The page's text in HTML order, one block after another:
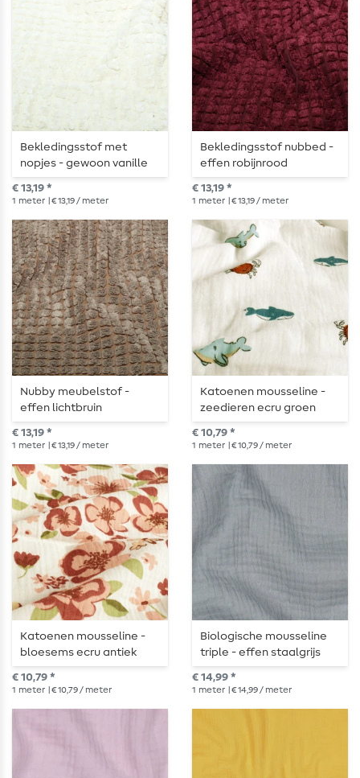
Bekledingsstof met
nopjes - gewoon vanille
€ 13,19 *
1 meter | € 13,19 / meter
Bekledingsstof nubbed -
effen robijnrood
€ 13,19 *
1 meter | € 13,19 / meter
Nubby meubelstof -
effen lichtbruin
€ 13,19 *
1 meter | € 13,19 / meter
Katoenen mousseline -
zeedieren ecru groen
€ 10,79 *
1 meter | € 10,79 / meter
Katoenen mousseline -
bloesems ecru antiek
roze
€ 10,79 *
1 meter | € 10,79 / meter
Biologische mousseline
triple - effen staalgrijs
€ 14,99 *
1 meter | € 14,99 / meter